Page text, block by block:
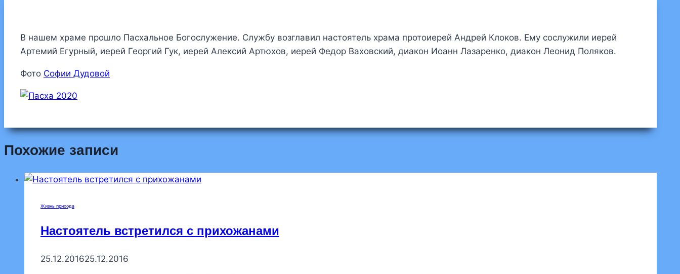
В нашем храме прошло Пасхальное Богослужение. Службу возглавил настоятель храма протоиерей Андрей Клоков. Ему сослужили иерей
Артемий Егурный, иерей Георгий Гук, иерей Алексий Артюхов, иерей Федор Ваховский, диакон Иоанн Лазаренко, диакон Леонид Поляков.
Фото Софии Дудовой
Похожие записи
Жизнь прихода
Настоятель встретился с прихожанами
25.12.201625.12.2016